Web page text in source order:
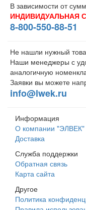
В зависимости от
ИНДИВИДУАЛЬНАЯ
8-800-550-88-51
Не нашли нужный
Наши менеджеры с
аналогичную
Заявки вы можете
info@lwek.ru
Информация
О компании "ЭЛВЕК"
Доставка
Служба поддержки
Обратная связь
Карта сайта
Другое
Политика